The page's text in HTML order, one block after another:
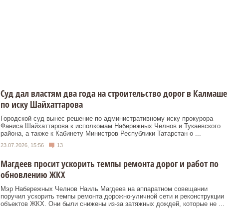
Суд дал властям два года на строительство дорог в Калмаше
по иску Шайхаттарова
Городской суд вынес решение по административному иску прокурора
Фаниса Шайхаттарова к исполкомам Набережных Челнов и Тукаевского
района, а также к Кабинету Министров Республики Татарстан о ...
23.07.2026, 15:56 13
Магдеев просит ускорить темпы ремонта дорог и работ по
обновлению ЖКХ
Мэр Набережных Челнов Наиль Магдеев на аппаратном совещании
поручил ускорить темпы ремонта дорожно‑уличной сети и реконструкции
объектов ЖКХ. Они были снижены из‑за затяжных дождей, которые не ...